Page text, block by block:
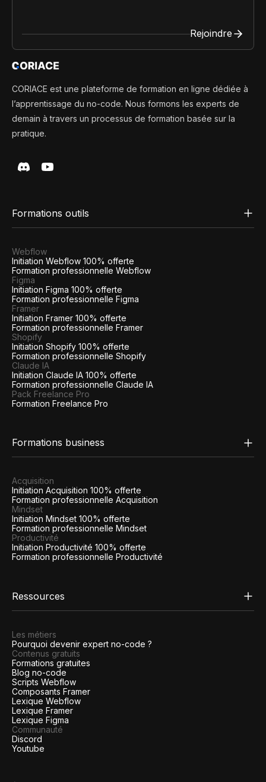
Rejoindre
CORIACE est une plateforme de formation en ligne dédiée à
l’apprentissage du no-code. Nous formons les experts de
demain à travers un processus de formation basée sur la
pratique.
Formations outils
Webflow
Initiation Webflow 100% offerte
Formation professionnelle Webflow
Figma
Initiation Figma 100% offerte
Formation professionnelle Figma
Framer
Initiation Framer 100% offerte
Formation professionnelle Framer
Shopify
Initiation Shopify 100% offerte
Formation professionnelle Shopify
Claude IA
Initiation Claude IA 100% offerte
Formation professionnelle Claude IA
Pack Freelance Pro
Formation Freelance Pro
Formations business
Acquisition
Initiation Acquisition 100% offerte
Formation professionnelle Acquisition
Mindset
Initiation Mindset 100% offerte
Formation professionnelle Mindset
Productivité
Initiation Productivité 100% offerte
Formation professionnelle Productivité
Ressources
Les métiers
Pourquoi devenir expert no-code ?
Contenus gratuits
Formations gratuites
Blog no-code
Scripts Webflow
Composants Framer
Lexique Webflow
Lexique Framer
Lexique Figma
Communauté
Discord
Youtube